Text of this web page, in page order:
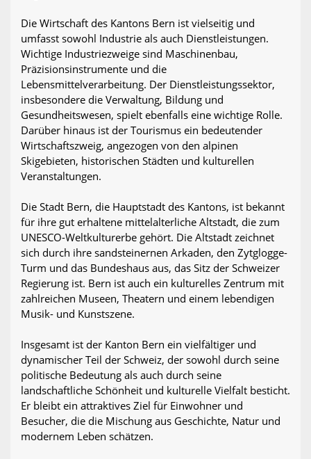
Die Wirtschaft des Kantons Bern ist vielseitig und
umfasst sowohl Industrie als auch Dienstleistungen.
Wichtige Industriezweige sind Maschinenbau,
Präzisionsinstrumente und die
Lebensmittelverarbeitung. Der Dienstleistungssektor,
insbesondere die Verwaltung, Bildung und
Gesundheitswesen, spielt ebenfalls eine wichtige Rolle.
Darüber hinaus ist der Tourismus ein bedeutender
Wirtschaftszweig, angezogen von den alpinen
Skigebieten, historischen Städten und kulturellen
Veranstaltungen.
Die Stadt Bern, die Hauptstadt des Kantons, ist bekannt
für ihre gut erhaltene mittelalterliche Altstadt, die zum
UNESCO-Weltkulturerbe gehört. Die Altstadt zeichnet
sich durch ihre sandsteinernen Arkaden, den Zytglogge-
Turm und das Bundeshaus aus, das Sitz der Schweizer
Regierung ist. Bern ist auch ein kulturelles Zentrum mit
zahlreichen Museen, Theatern und einem lebendigen
Musik- und Kunstszene.
Insgesamt ist der Kanton Bern ein vielfältiger und
dynamischer Teil der Schweiz, der sowohl durch seine
politische Bedeutung als auch durch seine
landschaftliche Schönheit und kulturelle Vielfalt besticht.
Er bleibt ein attraktives Ziel für Einwohner und
Besucher, die die Mischung aus Geschichte, Natur und
modernem Leben schätzen.